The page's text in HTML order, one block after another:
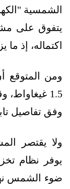
الشمسية
يتفوق على
اكتماله، إذ ما
ومن المتوقع
1.5
وفق تفاصيل
ولا يقتصر
يوفر نظام